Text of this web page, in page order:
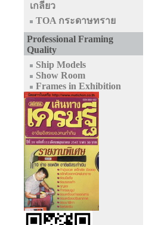
เกลียว
TOA กระดาษทราย
Professional Framing
Quality
Ship Models
Show Room
Frames in Exhibition